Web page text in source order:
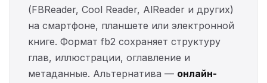
(FBReader, Cool Reader, AlReader и других)
на смартфоне, планшете или электронной
книге. Формат fb2 сохраняет структуру
глав, иллюстрации, оглавление и
метаданные. Альтернатива — онлайн-